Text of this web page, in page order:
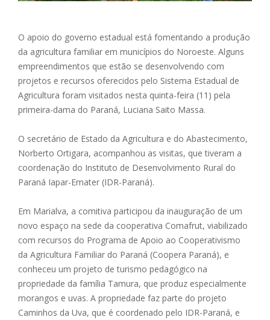
O apoio do governo estadual está fomentando a produção
da agricultura familiar em municípios do Noroeste. Alguns
empreendimentos que estão se desenvolvendo com
projetos e recursos oferecidos pelo Sistema Estadual de
Agricultura foram visitados nesta quinta-feira (11) pela
primeira-dama do Paraná, Luciana Saito Massa.
O secretário de Estado da Agricultura e do Abastecimento,
Norberto Ortigara, acompanhou as visitas, que tiveram a
coordenação do Instituto de Desenvolvimento Rural do
Paraná Iapar-Emater (IDR-Paraná).
Em Marialva, a comitiva participou da inauguração de um
novo espaço na sede da cooperativa Comafrut, viabilizado
com recursos do Programa de Apoio ao Cooperativismo
da Agricultura Familiar do Paraná (Coopera Paraná), e
conheceu um projeto de turismo pedagógico na
propriedade da família Tamura, que produz especialmente
morangos e uvas. A propriedade faz parte do projeto
Caminhos da Uva, que é coordenado pelo IDR-Paraná, e